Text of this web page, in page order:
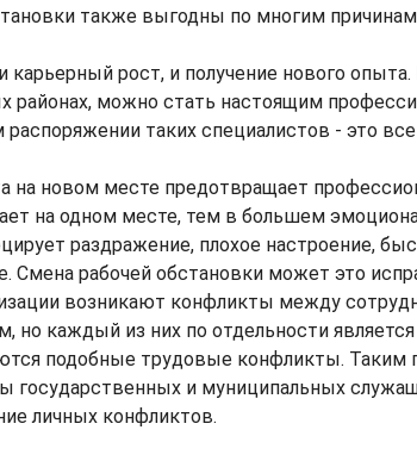
также выгодны по многим
карьерный рост, и получение нового
районах, можно стать настоящим
распоряжении таких специалистов - это
на новом месте предотвращает
на одном месте, тем в большем
раздражение, плохое настроение,
Смена рабочей обстановки может это
возникают конфликты между
но каждый из них по отдельности
подобные трудовые конфликты. Таким
государственных и муниципальных
личных конфликтов.